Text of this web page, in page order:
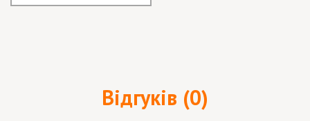
Відгуків (0)